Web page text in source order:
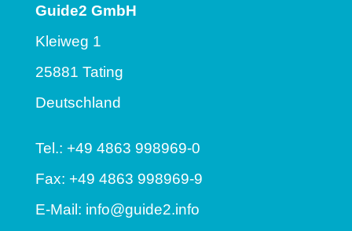
Guide2 GmbH
Kleiweg 1
25881 Tating
Deutschland
Tel.: +49 4863 998969-0
Fax: +49 4863 998969-9
E-Mail: info@guide2.info